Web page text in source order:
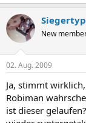
Siegertyp
New
02. Aug. 2009
Ja, stimmt
Robiman
ist dieser